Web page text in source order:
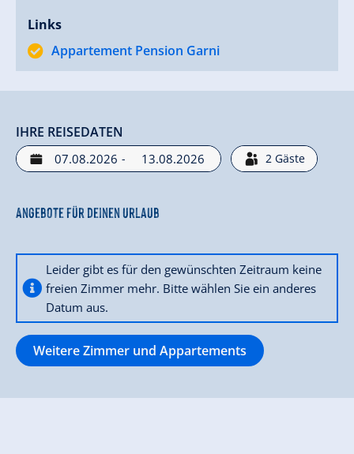
Links
Appartement Pension Garni
IHRE REISEDATEN
- 2 Gäste
Angebote für deinen Urlaub
Leider gibt es für den gewünschten Zeitraum keine
freien Zimmer mehr. Bitte wählen Sie ein anderes
Datum aus.
Weitere Zimmer und Appartements